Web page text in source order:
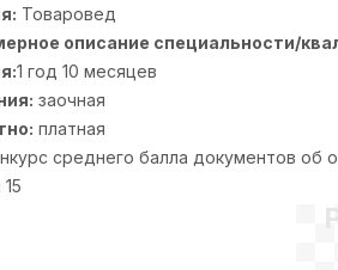
Товаровед
описание специальности/
1 год 10 месяцев
заочная
платная
среднего балла документов об
15